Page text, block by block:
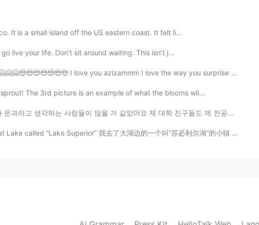
하는 말인 것을 깨달았어요 ㅎㅎ
2019.05.04 14:15
in my stomach" is not really a scary expression, but
to it lol The Korean expressions creep me out because they
and preying on people
2019.05.03 15:11
It is a small island off the US eastern coast. It felt li...
live your life. Don’t sit around waiting. This isn’t j...
I love you azizammm I love the way you surprise me 🤧...
The 3rd picture is an example of what the blooms wil...
이 많을 거 같았어요 제 대학 친구들도 제 전공을 자주 햇갈렸었거든요 ㅋㅋㅋ 저는 이과 전공이지만 제가 당연히...
called “Lake Superior” 我去了大湖边的一个叫“苏必利尔湖”的小镇 나는 큰...